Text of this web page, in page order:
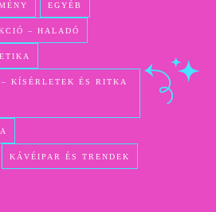
EGYÉB
– HALADÓ
KÍSÉRLETEK ÉS RITKA
KÁVÉIPAR ÉS TRENDEK